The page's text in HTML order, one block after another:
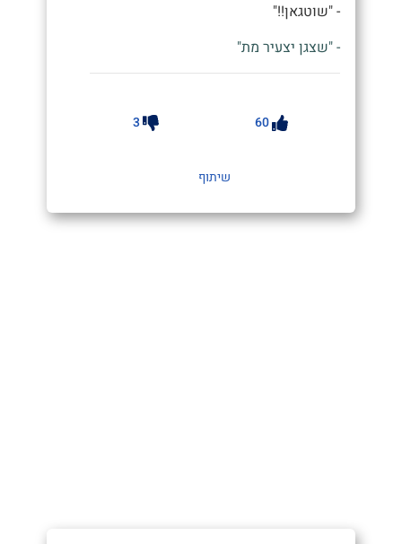
- "שוטגאן!!"
- "שצגן יצעיר מת"
60
3
שיתוף